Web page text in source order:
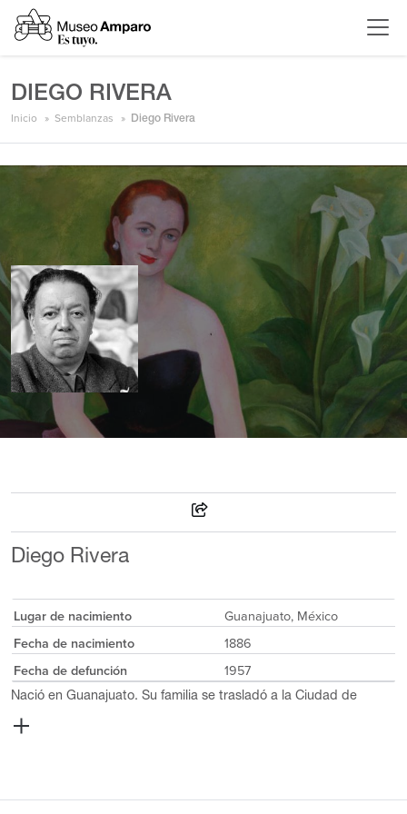
DIEGO RIVERA
Inicio Semblanzas Diego Rivera
Diego Rivera
Lugar de nacimiento
Guanajuato, México
Fecha de nacimiento
1886
Fecha de defunción
1957
Nació en Guanajuato. Su familia se trasladó a la Ciudad de
México, donde tras manifestar su talento a los diez años ingresó
en la Academia San Carlos. Con una pensión del entonces